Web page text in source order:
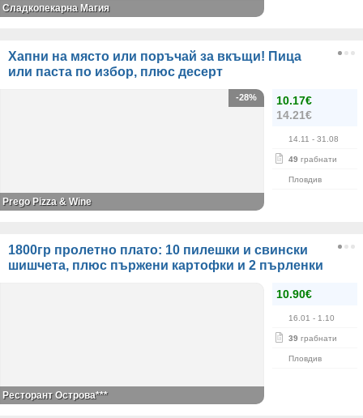
Сладкопекарна Магия
Хапни на място или поръчай за вкъщи! Пица
или паста по избор, плюс десерт
10.17€
14.21€
14.11 - 31.08
49 грабнати
Пловдив
-28%
Prego Pizza & Wine
1800гр пролетно плато: 10 пилешки и свински
шишчета, плюс пържени картофки и 2 пърленки
10.90€
16.01 - 1.10
39 грабнати
Пловдив
Ресторант Острова***